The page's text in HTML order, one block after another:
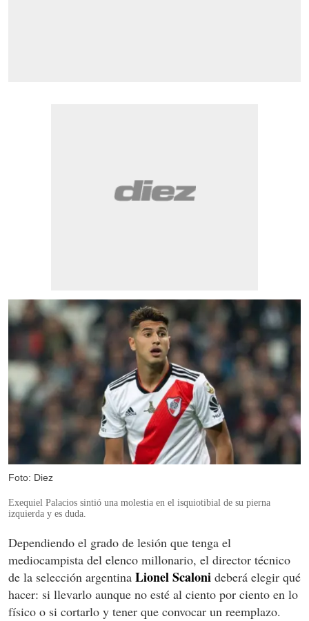
Foto: Diez
Exequiel Palacios sintió una molestia en el isquiotibial de su pierna
izquierda y es duda.
Dependiendo el grado de lesión que tenga el
mediocampista del elenco millonario, el director técnico
de la selección argentina Lionel Scaloni deberá elegir qué
hacer: si llevarlo aunque no esté al ciento por ciento en lo
físico o si cortarlo y tener que convocar un reemplazo.